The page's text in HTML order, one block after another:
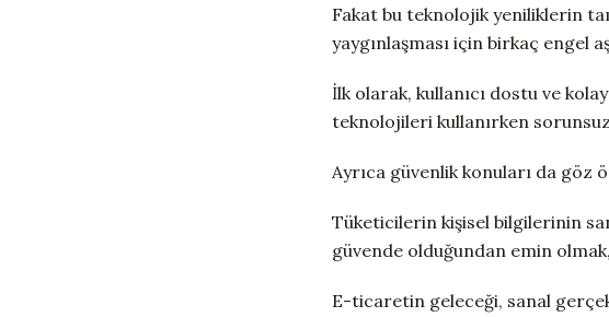
Fakat bu teknolojik yeniliklerin
yaygınlaşması için birkaç engel
İlk olarak, kullanıcı dostu ve
teknolojileri kullanırken
Ayrıca güvenlik konuları da göz
Tüketicilerin kişisel bilgilerinin
güvende olduğundan emin
E-ticaretin geleceği, sanal